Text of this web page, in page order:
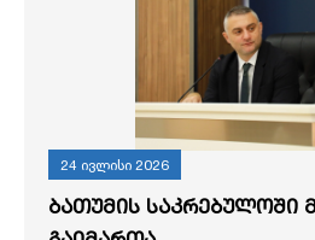
24 ივლისი 2026
ბათუმის საკრებულოში